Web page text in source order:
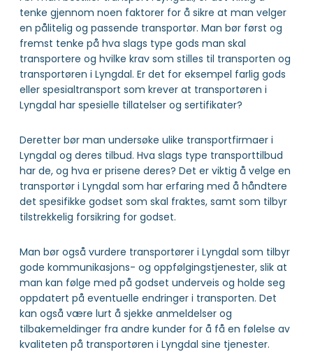
tenke gjennom noen faktorer for å sikre at man velger
en pålitelig og passende transportør. Man bør først og
fremst tenke på hva slags type gods man skal
transportere og hvilke krav som stilles til transporten og
transportøren i Lyngdal. Er det for eksempel farlig gods
eller spesialtransport som krever at transportøren i
Lyngdal har spesielle tillatelser og sertifikater?
Deretter bør man undersøke ulike transportfirmaer i
Lyngdal og deres tilbud. Hva slags type transporttilbud
har de, og hva er prisene deres? Det er viktig å velge en
transportør i Lyngdal som har erfaring med å håndtere
det spesifikke godset som skal fraktes, samt som tilbyr
tilstrekkelig forsikring for godset.
Man bør også vurdere transportører i Lyngdal som tilbyr
gode kommunikasjons- og oppfølgingstjenester, slik at
man kan følge med på godset underveis og holde seg
oppdatert på eventuelle endringer i transporten. Det
kan også være lurt å sjekke anmeldelser og
tilbakemeldinger fra andre kunder for å få en følelse av
kvaliteten på transportøren i Lyngdal sine tjenester.